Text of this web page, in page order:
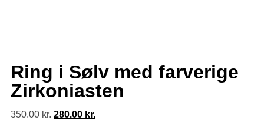
Ring i Sølv med farverige
Zirkoniasten
350.00kr. 280.00 kr.